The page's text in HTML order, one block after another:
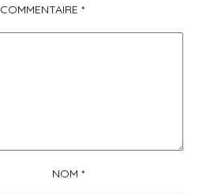
COMMENTAIRE *
NOM *